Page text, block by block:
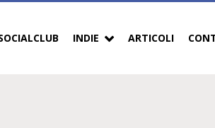
INDIE ARTICOLI